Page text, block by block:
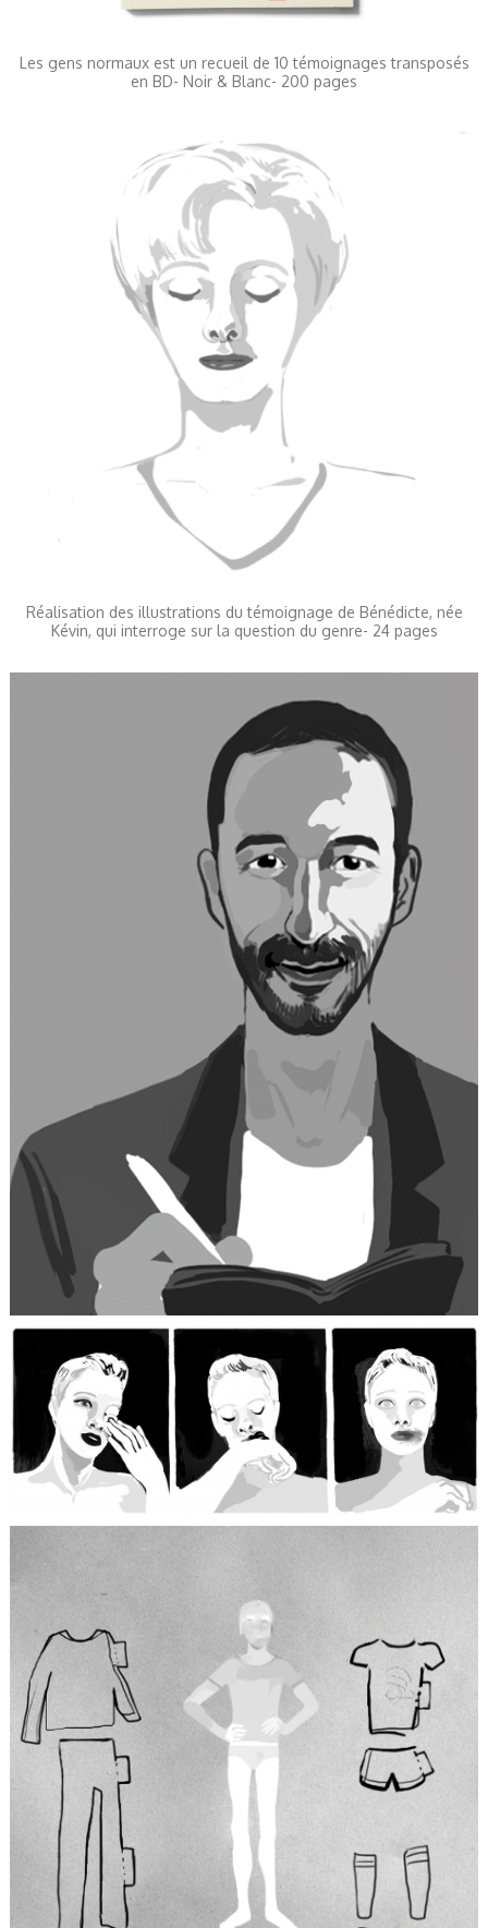
Les gens normaux est un recueil de 10 témoignages transposés
en BD- Noir & Blanc- 200 pages
Réalisation des illustrations du témoignage de Bénédicte, née
Kévin, qui interroge sur la question du genre- 24 pages